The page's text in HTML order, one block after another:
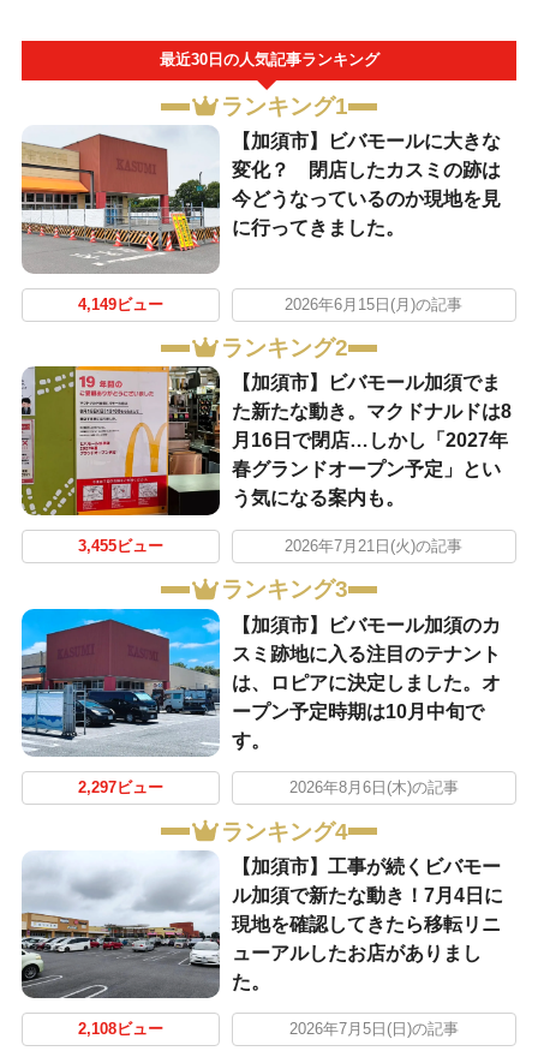
最近30日の人気記事ランキング
ランキング1
【加須市】ビバモールに大きな
変化？ 閉店したカスミの跡は
今どうなっているのか現地を見
に行ってきました。
4,149ビュー 2026年6月15日(月)の記事
ランキング2
【加須市】ビバモール加須でま
た新たな動き。マクドナルドは8
月16日で閉店…しかし「2027年
春グランドオープン予定」とい
う気になる案内も。
3,455ビュー 2026年7月21日(火)の記事
ランキング3
【加須市】ビバモール加須のカ
スミ跡地に入る注目のテナント
は、ロピアに決定しました。オ
ープン予定時期は10月中旬で
す。
2,297ビュー 2026年8月6日(木)の記事
ランキング4
【加須市】工事が続くビバモー
ル加須で新たな動き！7月4日に
現地を確認してきたら移転リニ
ューアルしたお店がありまし
た。
2,108ビュー 2026年7月5日(日)の記事